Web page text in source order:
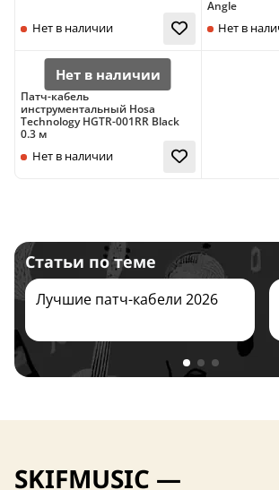
20 октября
Нет в наличии
Angle
Нет
Патч-кабель
инструментальный Hosa
Technology HGTR-001RR Black
0.3 м
Статьи по теме
Лучшие патч-кабели 2026
SKIFMUSIC —